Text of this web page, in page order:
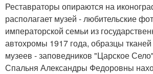
Реставраторы опираются на
располагает музей - любительские
императорской семьи из
автохромы 1917 года, образцы тканей
музеев - заповедников "Царское
Спальня Александры Федоровны